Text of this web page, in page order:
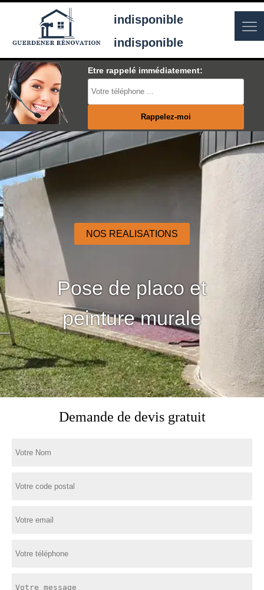
indisponible
indisponible
Etre rappelé immédiatement:
NOS REALISATIONS
Pose de placo et
peinture murale
Demande de devis gratuit